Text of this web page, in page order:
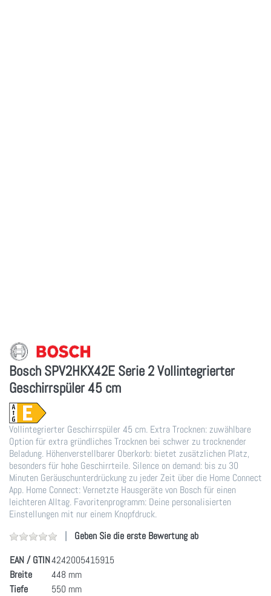
Bosch SPV2HKX42E Serie 2 Vollintegrierter
Geschirrspüler 45 cm
Vollintegrierter Geschirrspüler 45 cm. Extra Trocknen: zuwählbare
Option für extra gründliches Trocknen bei schwer zu trocknender
Beladung. Höhenverstellbarer Oberkorb: bietet zusätzlichen Platz,
besonders für hohe Geschirrteile. Silence on demand: bis zu 30
Minuten Geräuschunterdrückung zu jeder Zeit über die Home Connect
App. Home Connect: Vernetzte Hausgeräte von Bosch für einen
leichteren Alltag. Favoritenprogramm: Deine personalisierten
Einstellungen mit nur einem Knopfdruck.
Geben Sie die erste Bewertung ab
EAN / GTIN4242005415915
Breite
448 mm
Tiefe
550 mm